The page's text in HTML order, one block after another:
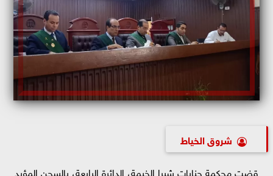
شروق الخياط
قضت محكمة جنايات شبرا الخيمة، الدائرة الرابعة، بالسجن المؤبد